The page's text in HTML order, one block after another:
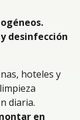
desinfección
hoteles y
diaria.
en